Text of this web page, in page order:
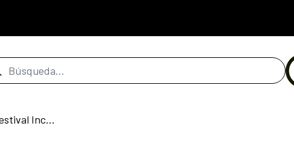
de búsqueda
Un cuerpo en expansión en Festival Incorregibles